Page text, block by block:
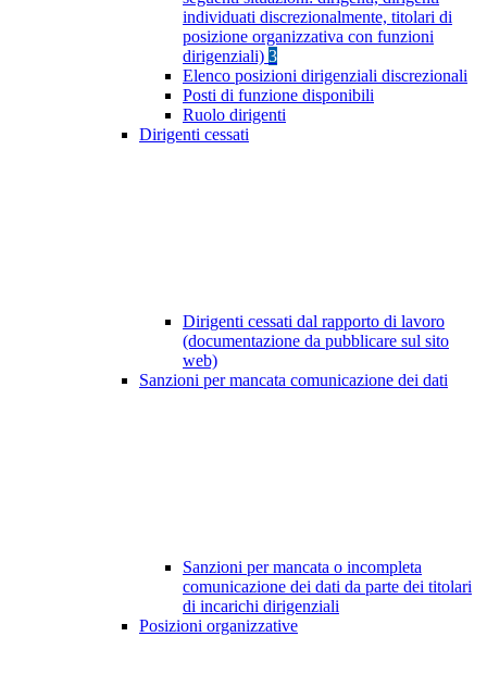
individuati discrezionalmente, titolari di
posizione organizzativa con funzioni
dirigenziali) 3
Elenco posizioni dirigenziali discrezionali
Posti di funzione disponibili
Ruolo dirigenti
Dirigenti cessati
Dirigenti cessati dal rapporto di lavoro
(documentazione da pubblicare sul sito
web)
Sanzioni per mancata comunicazione dei dati
Sanzioni per mancata o incompleta
comunicazione dei dati da parte dei titolari
di incarichi dirigenziali
Posizioni organizzative